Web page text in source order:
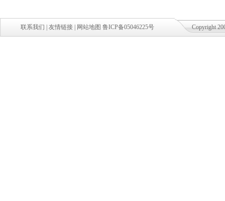
联系我们 友情链接 网站地图 鲁ICP备05046225号 Copyright